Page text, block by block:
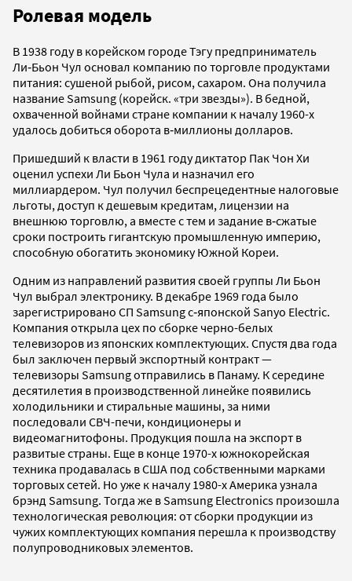
Ролевая модель
В 1938 году в корейском городе Тэгу предприниматель
Ли‑Бьон Чул основал компанию по торговле продуктами
питания: сушеной рыбой, рисом, сахаром. Она получила
название Samsung (корейск. «три звезды»). В бедной,
охваченной войнами стране компании к началу 1960-х
удалось добиться оборота в‑миллионы долларов.
Пришедший к власти в 1961 году диктатор Пак Чон Хи
оценил успехи Ли Бьон Чула и назначил его
миллиардером. Чул получил беспрецедентные налоговые
льготы, доступ к дешевым кредитам, лицензии на
внешнюю торговлю, а вместе с тем и задание в‑сжатые
сроки построить гигантскую промышленную империю,
способную обогатить экономику Южной Кореи.
Одним из направлений развития своей группы Ли Бьон
Чул выбрал электронику. В декабре 1969 года было
зарегистрировано СП Samsung с‑японской Sanyo Electric.
Компания открыла цех по сборке черно-белых
телевизоров из японских комплектующих. Спустя два года
был заключен первый экспортный контракт —
телевизоры Samsung отправились в Панаму. К середине
десятилетия в производственной линейке появились
холодильники и стиральные машины, за ними
последовали СВЧ-печи, кондиционеры и
видеомагнитофоны. Продукция пошла на экспорт в
развитые страны. Еще в конце 1970-х южнокорейская
техника продавалась в США под собственными марками
торговых сетей. Но уже к началу 1980-х Америка узнала
брэнд Samsung. Тогда же в Samsung Electronics произошла
технологическая революция: от сборки продукции из
чужих комплектующих компания перешла к производству
полупроводниковых элементов.